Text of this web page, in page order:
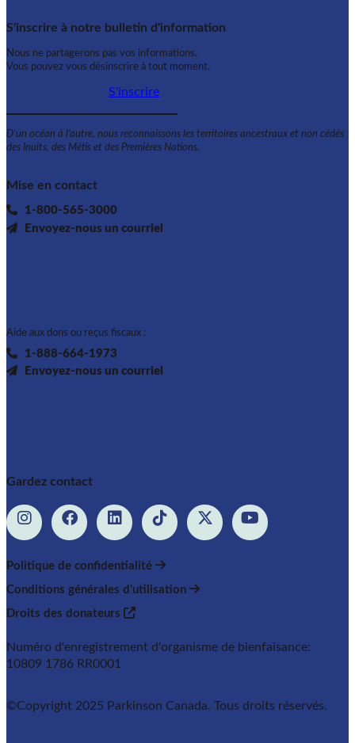
S'inscrire à notre bulletin d'information
Nous ne partagerons pas vos informations.
Vous pouvez vous désinscrire à tout moment.
S'inscrire
D’un océan à l’autre, nous reconnaissons les territoires ancestraux et non cédés
des Inuits, des Métis et des Premières Nations.
Mise en contact
1-800-565-3000
Envoyez-nous un courriel
Aide aux dons ou reçus fiscaux :
1-888-664-1973
Envoyez-nous un courriel
Gardez contact
Politique de confidentialité
Conditions générales d'utilisation
Droits des donateurs
Numéro d'enregistrement d'organisme de bienfaisance:
10809 1786 RR0001
©Copyright 2025 Parkinson Canada. Tous droits réservés.